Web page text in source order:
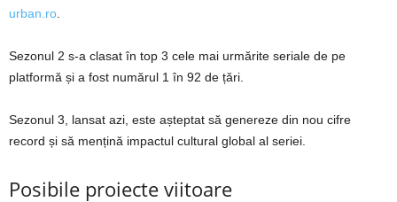
urban.ro
Sezonul 2 s-a clasat în top 3 cele mai urmărite seriale de pe
platformă și a fost numărul 1 în 92 de țări.
Sezonul 3, lansat azi, este așteptat să genereze din nou cifre
record și să mențină impactul cultural global al seriei.
Posibile proiecte viitoare